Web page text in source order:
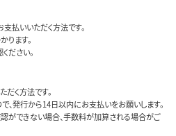
払いいただく方法です。
ります。
ださい。
く方法です。
発行から14日以内にお支払いをお願いします。
ができない場合、手数料が加算される場合がご